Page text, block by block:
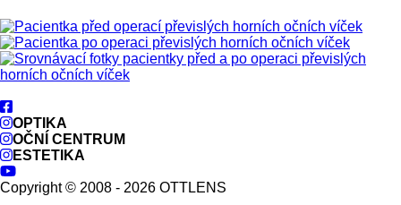
OPTIKA
OČNÍ CENTRUM
ESTETIKA
Copyright © 2008 - 2026 OTTLENS